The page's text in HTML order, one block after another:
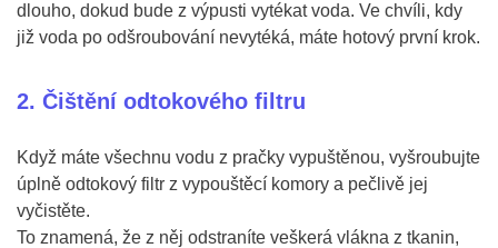
dlouho, dokud bude z výpusti vytékat voda. Ve chvíli, kdy
již voda po odšroubování nevytéká, máte hotový první krok.
2. Čištění odtokového filtru
Když máte všechnu vodu z pračky vypuštěnou, vyšroubujte
úplně odtokový filtr z vypouštěcí komory a pečlivě jej
vyčistěte.
To znamená, že z něj odstraníte veškerá vlákna z tkanin,